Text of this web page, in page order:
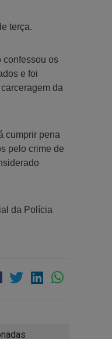
terça.
confessou os
e foi
da
cumprir pena
pelo crime de
da Polícia